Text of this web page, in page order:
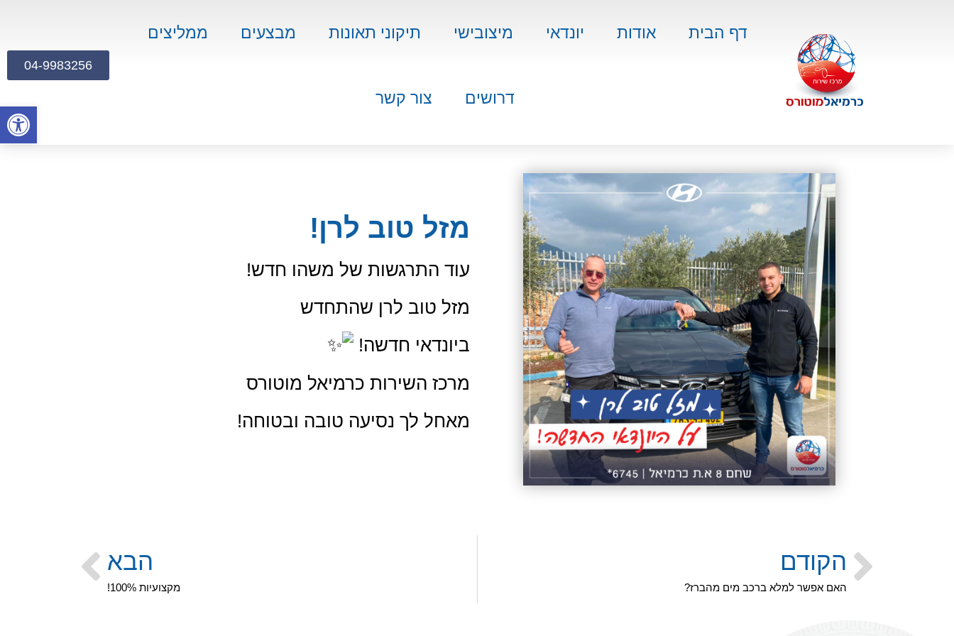
דף הבית אודות יונדאי מיצובישי תיקוני תאונות מבצעים ממליצים
דרושים צור קשר
04-9983256
מזל טוב לרן!
עוד התרגשות של משהו חדש!
מזל טוב לרן שהתחדש
ביונדאי חדשה!
מרכז השירות כרמיאל מוטורס
מאחל לך נסיעה טובה ובטוחה!
הקודם
האם אפשר למלא ברכב מים מהברז?
הבא
מקצועיות 100%!